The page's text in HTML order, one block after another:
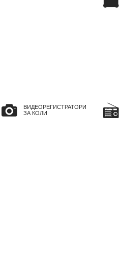
ВИДЕОРЕГИСТРАТОРИ
ЗА КОЛИ